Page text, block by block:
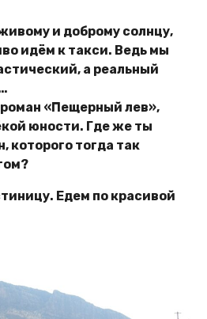
и доброму солнцу,
идём к такси. Ведь мы
а реальный
«Пещерный лев»,
юности. Где же ты
которого тогда так
Едем по красивой